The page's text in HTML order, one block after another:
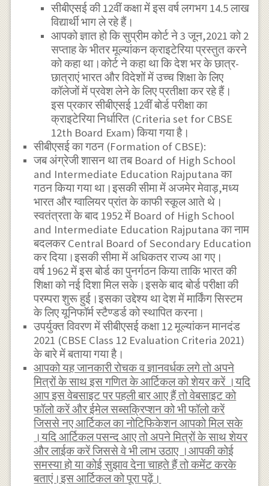
सीबीएसई की 12वीं कक्षा में इस वर्ष लगभग 14.5 लाख
विद्यार्थी भाग ले रहे हैं।
आपको ज्ञात हो कि सुप्रीम कोर्ट ने 3 जून,2021 को 2
सप्ताह के भीतर मूल्यांकन क्राइटेरिया प्रस्तुत करने
को कहा था।कोर्ट ने कहा था कि देश भर के छात्र-
छात्राएं भारत और विदेशों में उच्च शिक्षा के लिए
कॉलेजों में प्रवेश लेने के लिए प्रतीक्षा कर रहे हैं।
इस प्रकार सीबीएसई 12वीं बोर्ड परीक्षा का
क्राइटेरिया निर्धारित (Criteria set for CBSE
12th Board Exam) किया गया है।
सीबीएसई का गठन (Formation of CBSE):
जब अंग्रेजी शासन था तब Board of High School
and Intermediate Education Rajputana का
गठन किया गया था।इसकी सीमा में अजमेर मेवाड़,मध्य
भारत और ग्वालियर प्रांत के काफी स्कूल आते थे।
स्वतंत्रता के बाद 1952 में Board of High School
and Intermediate Education Rajputana का नाम
बदलकर Central Board of Secondary Education
कर दिया।इसकी सीमा में अधिकतर राज्य आ गए।
वर्ष 1962 में इस बोर्ड का पुनर्गठन किया ताकि भारत की
शिक्षा को नई दिशा मिल सके।इसके बाद बोर्ड परीक्षा की
परम्परा शुरू हुई।इसका उद्देश्य था देश में मार्किंग सिस्टम
के लिए यूनिफॉर्म स्टैण्डर्ड को स्थापित करना।
उपर्युक्त विवरण में सीबीएसई कक्षा 12 मूल्यांकन मानदंड
2021 (CBSE Class 12 Evaluation Criteria 2021)
के बारे में बताया गया है।
आपको यह जानकारी रोचक व ज्ञानवर्धक लगे तो अपने
मित्रों के साथ इस गणित के आर्टिकल को शेयर करें ।यदि
आप इस वेबसाइट पर पहली बार आए हैं तो वेबसाइट को
फॉलो करें और ईमेल सब्सक्रिप्शन को भी फॉलो करें
जिससे नए आर्टिकल का नोटिफिकेशन आपको मिल सके
।यदि आर्टिकल पसन्द आए तो अपने मित्रों के साथ शेयर
और लाईक करें जिससे वे भी लाभ उठाए ।आपकी कोई
समस्या हो या कोई सुझाव देना चाहते हैं तो कमेंट करके
बताएं।इस आर्टिकल को पूरा पढ़ें।